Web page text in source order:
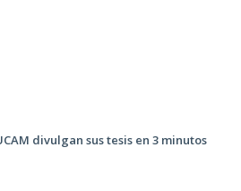
divulgan sus tesis en 3 minutos